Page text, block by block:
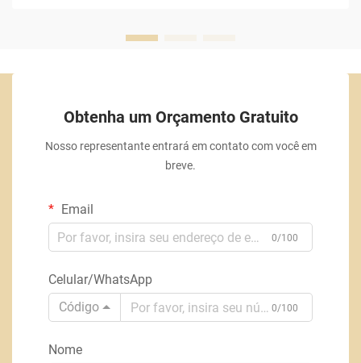
Obtenha um Orçamento Gratuito
Nosso representante entrará em contato com você em
breve.
Email
0/100
Celular/WhatsApp
Código
0/100
Nome